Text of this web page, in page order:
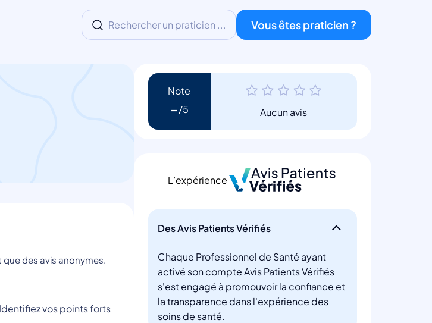
Rechercher un praticien ... Vous êtes praticien ?
des avis anonymes.
vos points forts
Note
- Aucun avis
L’expérience
Des Avis Patients Vérifiés
Chaque Professionnel de Santé ayant
activé son compte Avis Patients Vérifiés
s'est engagé à promouvoir la confiance et
la transparence dans l'expérience des
soins de santé.